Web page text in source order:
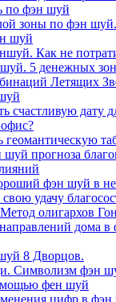
по фэн шуй
зоны по фэн шуй.
шуй
Как не
5 денежных
Летящих
счастливую дату
геомантическую
шуй прогноза
фэн шуй в
удачу
олигархов
дома
8 Дворцов.
Символизм фэн
фен шуй